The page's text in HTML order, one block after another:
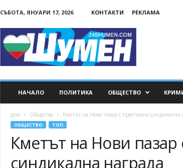
СЪБОТА, ЯНУАРИ 17, 2026 КОНТАКТИ РЕКЛАМА
НАЧАЛО ПОЛИТИКА ОБЩЕСТВО
дом Общество Кметът на Нови пазар с престижна синдикална
ОБЩЕСТВО ТОП
Кметът на Нови пазар
синдикална награда